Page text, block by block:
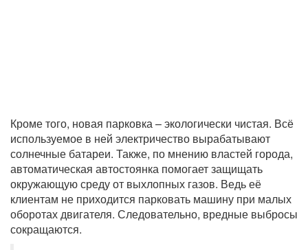
Кроме того, новая парковка – экологически чистая. Всё
используемое в ней электричество вырабатывают
солнечные батареи. Также, по мнению властей города,
автоматическая автостоянка помогает защищать
окружающую среду от выхлопных газов. Ведь её
клиентам не приходится парковать машину при малых
оборотах двигателя. Следовательно, вредные выбросы
сокращаются.